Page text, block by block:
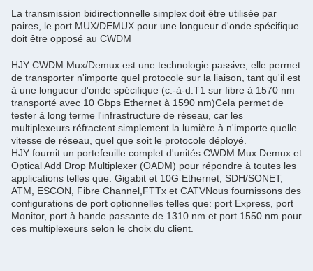
La transmission bidirectionnelle simplex doit être utilisée par
paires, le port MUX/DEMUX pour une longueur d'onde spécifique
doit être opposé au CWDM
HJY CWDM Mux/Demux est une technologie passive, elle permet
de transporter n'importe quel protocole sur la liaison, tant qu'il est
à une longueur d'onde spécifique (c.-à-d.T1 sur fibre à 1570 nm
transporté avec 10 Gbps Ethernet à 1590 nm)Cela permet de
tester à long terme l'infrastructure de réseau, car les
multiplexeurs réfractent simplement la lumière à n'importe quelle
vitesse de réseau, quel que soit le protocole déployé.
HJY fournit un portefeuille complet d'unités CWDM Mux Demux et
Optical Add Drop Multiplexer (OADM) pour répondre à toutes les
applications telles que: Gigabit et 10G Ethernet, SDH/SONET,
ATM, ESCON, Fibre Channel,FTTx et CATVNous fournissons des
configurations de port optionnelles telles que: port Express, port
Monitor, port à bande passante de 1310 nm et port 1550 nm pour
ces multiplexeurs selon le choix du client.